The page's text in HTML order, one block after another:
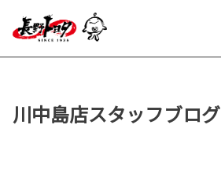
川中島店スタッフブログ